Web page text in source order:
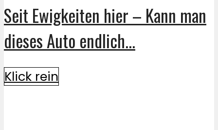
Seit Ewigkeiten hier – Kann man
dieses Auto endlich...
Klick rein